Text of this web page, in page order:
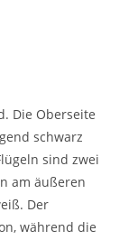
Die Oberseite
schwarz
sind zwei
am äußeren
Der
während die